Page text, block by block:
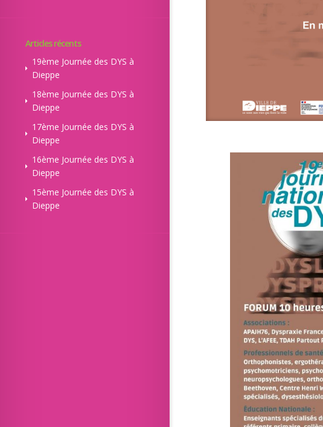
Articles récents
19ème Journée des DYS à
Dieppe
18ème Journée des DYS à
Dieppe
17ème Journée des DYS à
Dieppe
16ème Journée des DYS à
Dieppe
15ème Journée des DYS à
Dieppe